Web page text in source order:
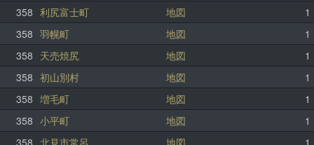
358 利尻富士町 地図
1
358 羽幌町 地図
1
358 天売焼尻 地図
1
358 初山別村 地図
1
358 増毛町 地図
1
358 小平町 地図
1
358 北見市常呂 地図
1